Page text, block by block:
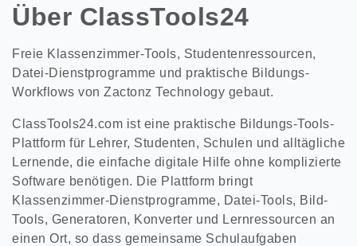
Über ClassTools24
Freie Klassenzimmer-Tools, Studentenressourcen,
Datei-Dienstprogramme und praktische Bildungs-
Workflows von Zactonz Technology gebaut.
ClassTools24.com ist eine praktische Bildungs-Tools-
Plattform für Lehrer, Studenten, Schulen und alltägliche
Lernende, die einfache digitale Hilfe ohne komplizierte
Software benötigen. Die Plattform bringt
Klassenzimmer-Dienstprogramme, Datei-Tools, Bild-
Tools, Generatoren, Konverter und Lernressourcen an
einen Ort, so dass gemeinsame Schulaufgaben